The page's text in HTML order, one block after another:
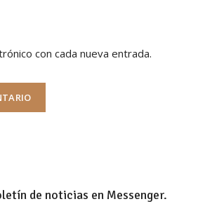
con cada nueva entrada.
de noticias en Messenger.